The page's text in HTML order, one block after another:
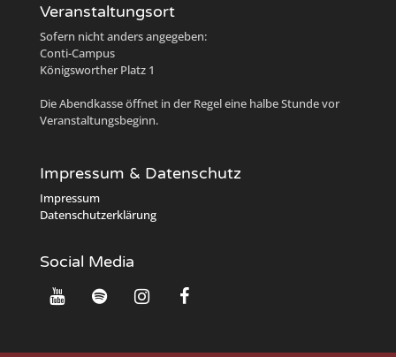
Veranstaltungsort
Sofern nicht anders angegeben:
Conti-Campus
Königsworther Platz 1
Die Abendkasse öffnet in der Regel eine halbe Stunde vor
Veranstaltungsbeginn.
Impressum & Datenschutz
Impressum
Datenschutzerklärung
Social Media